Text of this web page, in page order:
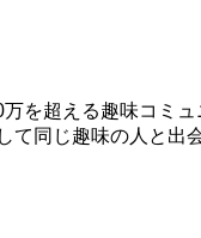
を超える趣味コミュ
て同じ趣味の人と出